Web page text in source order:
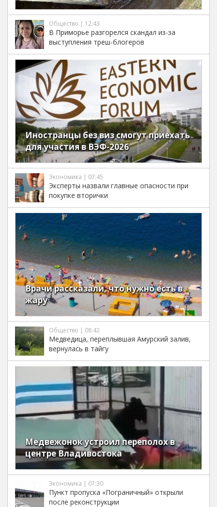
Общество | 12:43
В Приморье разгорелся скандал из-за
выступления треш-блогеров
Иностранцы без виз смогут приехать
для участия в ВЭФ-2026
Экономика | 07:45
Эксперты назвали главные опасности при
покупке вторички
Врачи рассказали, что нужно есть в
жару
Общество | 08:42
Медведица, переплывшая Амурский залив,
вернулась в тайгу
Медвежонок устроил переполох в
центре Владивостока
Экономика | 07:30
Пункт пропуска «Пограничный» открыли
после реконструкции